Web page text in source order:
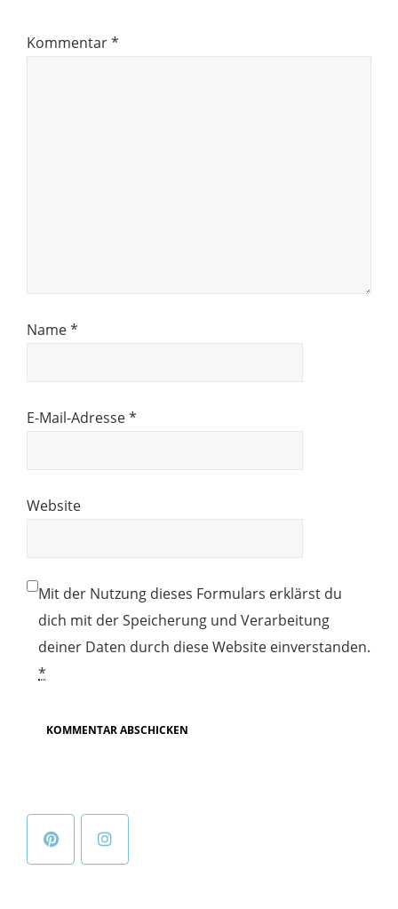
Kommentar*
Name*
E-Mail-Adresse*
Website
Mit der Nutzung dieses Formulars erklärst du
dich mit der Speicherung und Verarbeitung
deiner Daten durch diese Website einverstanden.
*